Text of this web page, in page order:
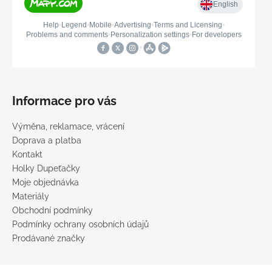
Informace pro vás
Výměna, reklamace, vrácení
Doprava a platba
Kontakt
Holky Dupeťačky
Moje objednávka
Materiály
Obchodní podmínky
Podmínky ochrany osobních údajů
Prodávané značky